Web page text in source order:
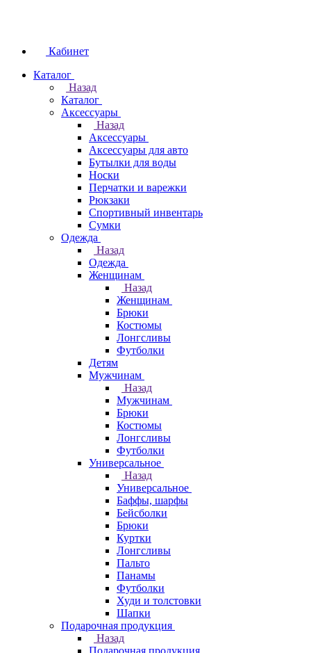
Кабинет
Каталог
Назад
Каталог
Аксессуары
Назад
Аксессуары
Аксессуары для авто
Бутылки для воды
Носки
Перчатки и варежки
Рюкзаки
Спортивный инвентарь
Сумки
Одежда
Назад
Одежда
Женщинам
Назад
Женщинам
Брюки
Костюмы
Лонгсливы
Футболки
Детям
Мужчинам
Назад
Мужчинам
Брюки
Костюмы
Лонгсливы
Футболки
Универсальное
Назад
Универсальное
Баффы, шарфы
Бейсболки
Брюки
Куртки
Лонгсливы
Пальто
Панамы
Футболки
Худи и толстовки
Шапки
Подарочная продукция
Назад
Подарочная продукция